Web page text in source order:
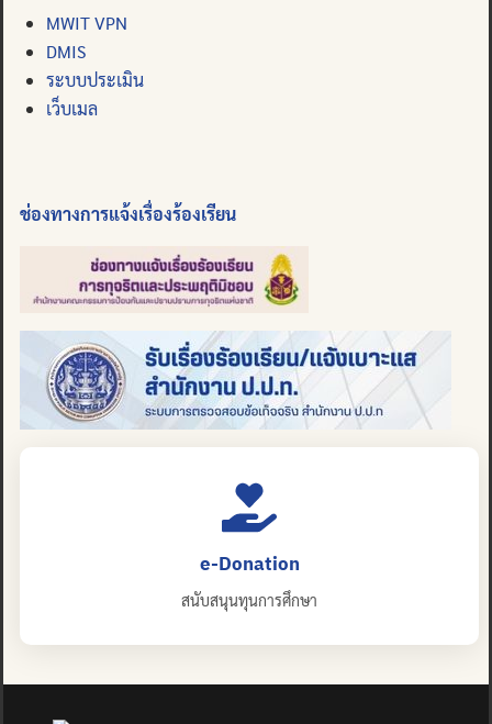
MWIT VPN
DMIS
ระบบประเมิน
เว็บเมล
ช่องทางการแจ้งเรื่องร้องเรียน
e-Donation
สนับสนุนทุนการศึกษา